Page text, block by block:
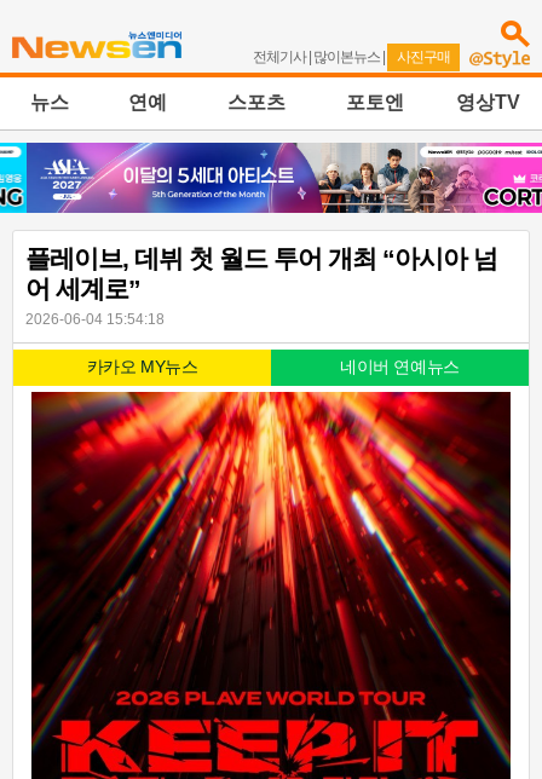
전체기사| 많이본뉴스 | 사진구매
뉴스 연예 스포츠 포토엔 영상TV
플레이브, 데뷔 첫 월드 투어 개최 “아시아 넘
어 세계로”
2026-06-04 15:54:18
카카오 MY뉴스 네이버 연예뉴스